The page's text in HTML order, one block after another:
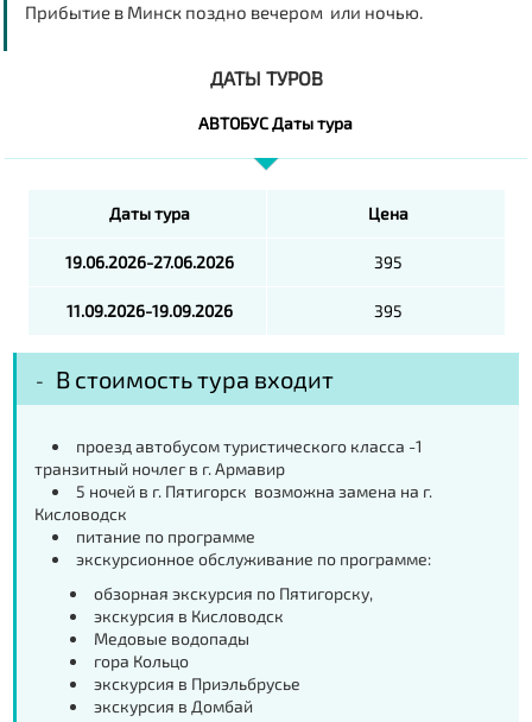
Прибытие в Минск поздно вечером или ночью.
ДАТЫ ТУРОВ
АВТОБУС Даты тура
Даты тура Цена
19.06.2026-27.06.2026 395
11.09.2026-19.09.2026 395
В стоимость тура входит
проезд автобусом туристического класса -1
транзитный ночлег в г. Армавир
5 ночей в г. Пятигорск возможна замена на г.
Кисловодск
питание по программе
экскурсионное обслуживание по программе:
обзорная экскурсия по Пятигорску,
экскурсия в Кисловодск
Медовые водопады
гора Кольцо
экскурсия в Приэльбрусье
экскурсия в Домбай